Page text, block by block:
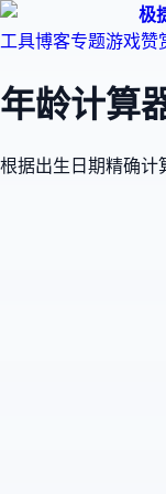
极
工具博客专题游戏赞
年龄计算
根据出生日期精确计